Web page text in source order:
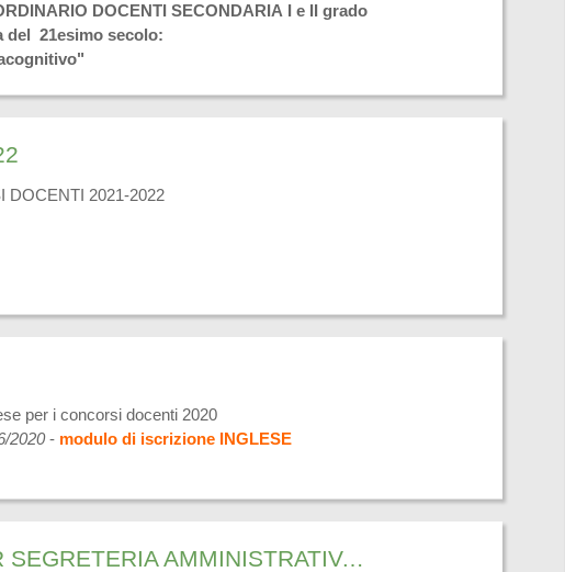
DOCENTI SECONDARIA I e II grado
del 21esimo secolo:
DOCENTI 2021-2022
per i concorsi docenti 2020
2020- modulo di iscrizione INGLESE
CORSO DI INFORMATICA BASE DI PRIMO LIVELLO PER SEGRETERIA AMMINISTRATIVA E CONTABILE